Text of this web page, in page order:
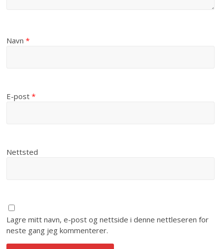
Navn*
E-post*
Nettsted
Lagre mitt navn, e-post og nettside i denne nettleseren for
neste gang jeg kommenterer.